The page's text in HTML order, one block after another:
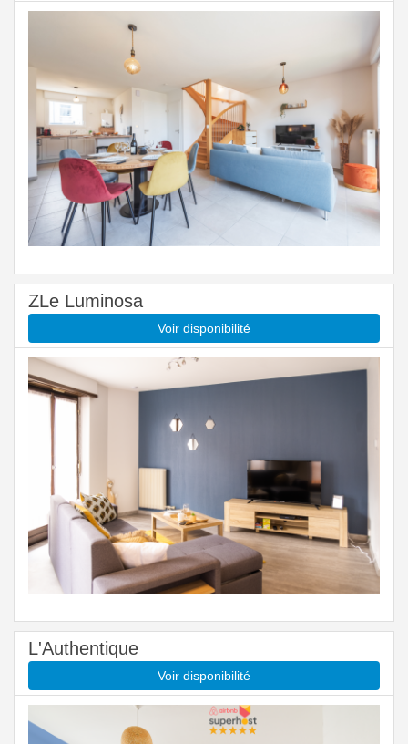
ZLe Luminosa
Voir disponibilité
L'Authentique
Voir disponibilité